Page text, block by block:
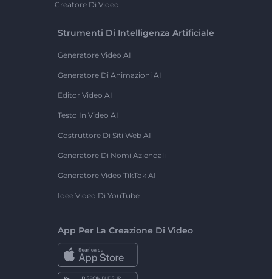
Creatore Di Video
Strumenti Di Intelligenza Artificiale
Generatore Video AI
Generatore Di Animazioni AI
Editor Video AI
Testo In Video AI
Costruttore Di Siti Web AI
Generatore Di Nomi Aziendali
Generatore Video TikTok AI
Idee Video Di YouTube
App Per La Creazione Di Video